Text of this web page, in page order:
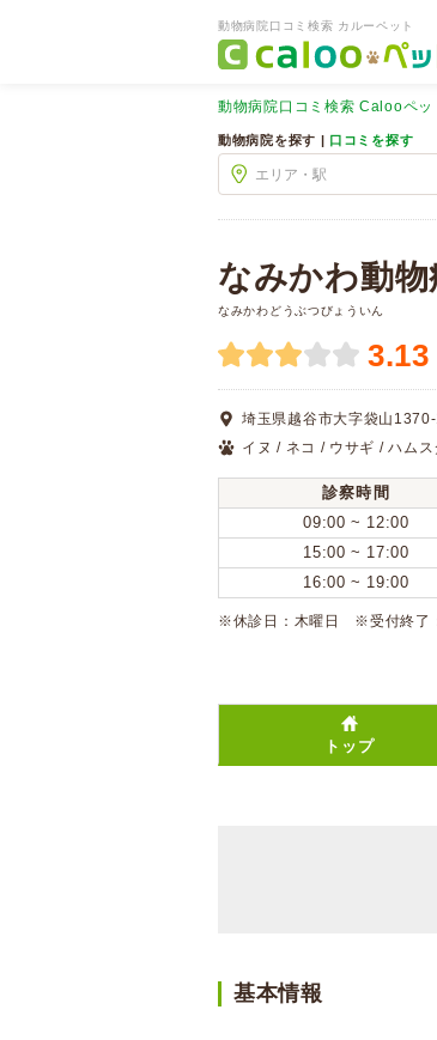
動物病院口コミ検索 カルーペット
動物病院口コミ検索 Calooペッ
動物病院を探す | 口コミを探す
なみかわ動物
なみかわどうぶつびょういん
3.13
埼玉県越谷市大字袋山1370-
イヌ / ネコ / ウサギ / ハムス
診察時間
09:00 ~ 12:00
15:00 ~ 17:00
16:00 ~ 19:00
※休診日：木曜日 ※受付終了
トップ
基本情報